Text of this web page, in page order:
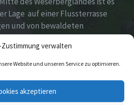
Zustimmung verwalten
Website und unseren Service zu optimieren.
akzeptieren
Lage auf einer Flussterrasse
und von bewaldeten
und des Wildbergs